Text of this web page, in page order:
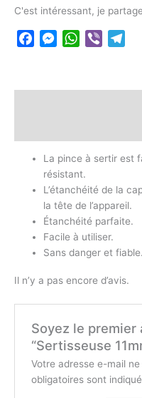
C'est intéressant, je
FacebookMessenger
WhatsApp
Viber
La pince à sertir est
résistant.
L’étanchéité de la
la tête de l’appareil.
Étanchéité parfaite.
Facile à utiliser.
Sans danger et fiable.
Il n’y a pas encore d’avis.
Soyez le premier
“Sertisseuse
Votre adresse e-mail
obligatoires sont